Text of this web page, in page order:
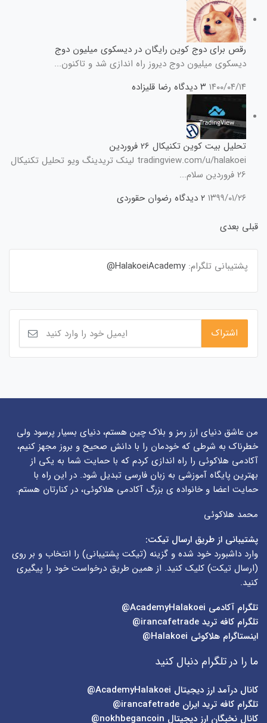
رقص برای دوج کوین رایگان در دیسکوی میلیون دوج
دیسکوی میلیون دوج دیروز راه اندازی شد و تاکنون...
۱۴۰۰/۰۴/۱۴ ۳ دیدگاه رضا قلیزاده
تحلیل بیت کوین تکنیکال 26 فروردین
tradingview.com/u/halakoei لینک تریدینگ ویو تحلیل تکنیکال
26 فروردین سلام...
۱۳۹۹/۰۱/۲۶ ۲ دیدگاه
رضوان حقوردی
قبلی بعدی
پشتیبانی تلگرام: HalakoeiAcademy@
من عاشق دنیای ارز رمز و بلاک چین هستم، دنیای بسیار پرسود ولی
خطرناک به شرطی که خودمان را با دانش صحیح و بروز مجهز کنیم،
آکادمی هلاکوئی را راه اندازی کردم که با حمایت شما به یکی از
بهترین پایگاه آموزشی به زبان فارسی تبدیل شود. در این راه با
حمایت اعضا و خانواده ی بزرگ آکادمی هلاکوئی، در کنارتان هستم.
محمد هلاکوئی
پشتیبانی از طریق ارسال تیکت:
وارد داشبورد خود شده و گزینه (تیکت پشتیبانی) را انتخاب و بر روی
(ارسال تیکت) کلیک کنید. از همین طریق درخواست خود را پیگیری
کنید.
تلگرام آکادمی
تلگرام کافه ترید irancafetrade@
اینستاگرام هلاکوئی Halakoei@
ما را در تلگرام دنبال کنید
کانال درآمد ارز دیجیتال AcademyHalakoei@
تلگرام کافه ترید ایران irancafetrade@
کانال نخبگان ارز دیجیتال nokhbegancoin@